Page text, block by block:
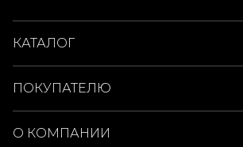
КАТАЛОГ
ПОКУПАТЕЛЮ
О КОМПАНИИ